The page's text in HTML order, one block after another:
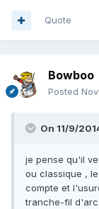
Quote
Bowboo
Posted
On 11/9/
je pense qu'il
ou classique ,
compte et
tranche-fil d'arc